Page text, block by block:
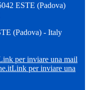
ESTE (Padova)
(Padova) - Italy
per inviare una mail
Link per inviare una